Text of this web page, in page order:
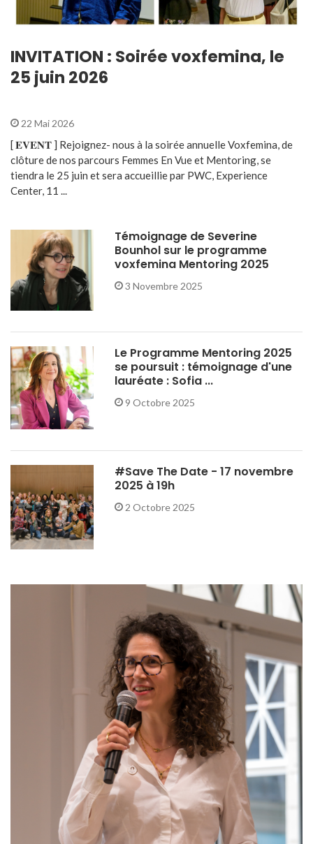
INVITATION : Soirée voxfemina, le
25 juin 2026
22 Mai 2026
[ 𝐄𝐕𝐄𝐍𝐓 ] Rejoignez- nous à la soirée annuelle Voxfemina, de
clôture de nos parcours Femmes En Vue et Mentoring, se
tiendra le 25 juin et sera accueillie par PWC, Experience
Center, 11 ...
Témoignage de Severine
Bounhol sur le programme
voxfemina Mentoring 2025
3 Novembre 2025
Le Programme Mentoring 2025
se poursuit : témoignage d'une
lauréate : Sofia ...
9 Octobre 2025
#Save The Date - 17 novembre
2025 à 19h
2 Octobre 2025